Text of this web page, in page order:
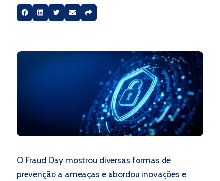
O Fraud Day mostrou diversas formas de
prevenção a ameaças e abordou inovações e